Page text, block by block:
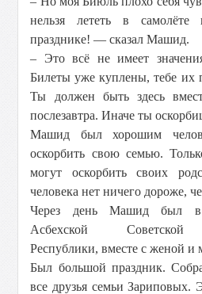
нельзя лететь в
празднике! — сказал Машид.
– Это всё не имеет
Билеты уже куплены, тебе их
Ты должен быть здесь
послезавтра. Иначе ты
Машид был хорошим
оскорбить свою семью.
могут оскорбить своих
человека нет ничего дороже,
Через день Машид был в
Асбехской Советской
Республики, вместе с женой и
Был большой праздник.
все друзья семьи Зариповых.